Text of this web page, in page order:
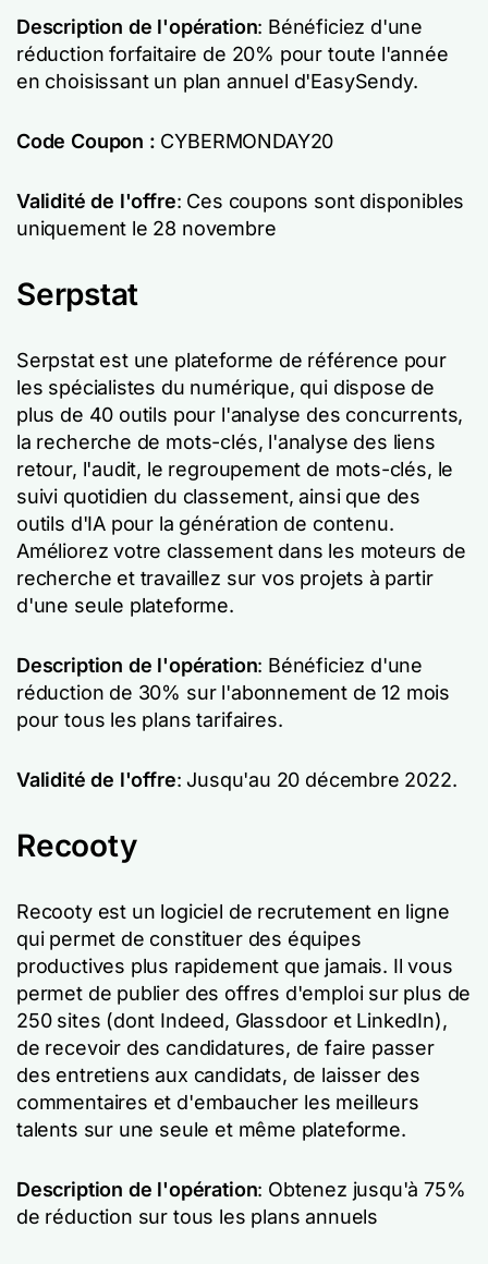
Description de l'opération: Bénéficiez d'une
réduction forfaitaire de 20% pour toute l'année
en choisissant un plan annuel d'EasySendy.
Code Coupon : CYBERMONDAY20
Validité de l'offre: Ces coupons sont disponibles
uniquement le 28 novembre
Serpstat
Serpstat est une plateforme de référence pour
les spécialistes du numérique, qui dispose de
plus de 40 outils pour l'analyse des concurrents,
la recherche de mots-clés, l'analyse des liens
retour, l'audit, le regroupement de mots-clés, le
suivi quotidien du classement, ainsi que des
outils d'IA pour la génération de contenu.
Améliorez votre classement dans les moteurs de
recherche et travaillez sur vos projets à partir
d'une seule plateforme.
Description de l'opération: Bénéficiez d'une
réduction de 30% sur l'abonnement de 12 mois
pour tous les plans tarifaires.
Validité de l'offre: Jusqu'au 20 décembre 2022.
Recooty
Recooty est un logiciel de recrutement en ligne
qui permet de constituer des équipes
productives plus rapidement que jamais. Il vous
permet de publier des offres d'emploi sur plus de
250 sites (dont Indeed, Glassdoor et LinkedIn),
de recevoir des candidatures, de faire passer
des entretiens aux candidats, de laisser des
commentaires et d'embaucher les meilleurs
talents sur une seule et même plateforme.
Description de l'opération: Obtenez jusqu'à 75%
de réduction sur tous les plans annuels